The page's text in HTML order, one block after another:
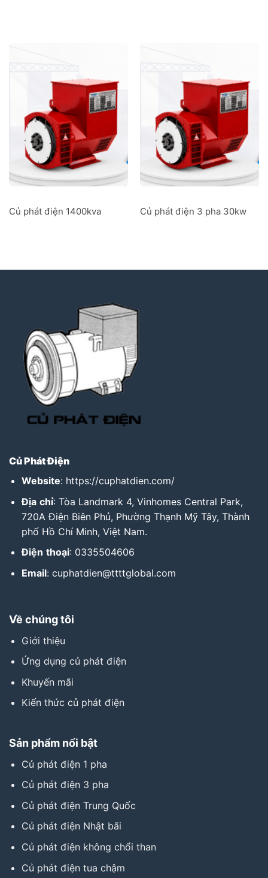
Củ phát điện 1400kva Củ phát điện 3 pha 30kw
Củ Phát Điện
Website: https://cuphatdien.com/
Địa chỉ: Tòa Landmark 4, Vinhomes Central Park,
720A Điện Biên Phủ, Phường Thạnh Mỹ Tây, Thành
phố Hồ Chí Minh, Việt Nam.
Điện thoại: 0335504606
Email: cuphatdien@ttttglobal.com
Về chúng tôi
Giới thiệu
Ứng dụng củ phát điện
Khuyến mãi
Kiến thức củ phát điện
Sản phẩm nổi bật
Củ phát điện 1 pha
Củ phát điện 3 pha
Củ phát điện Trung Quốc
Củ phát điện Nhật bãi
Củ phát điện không chổi than
Củ phát điện tua chậm